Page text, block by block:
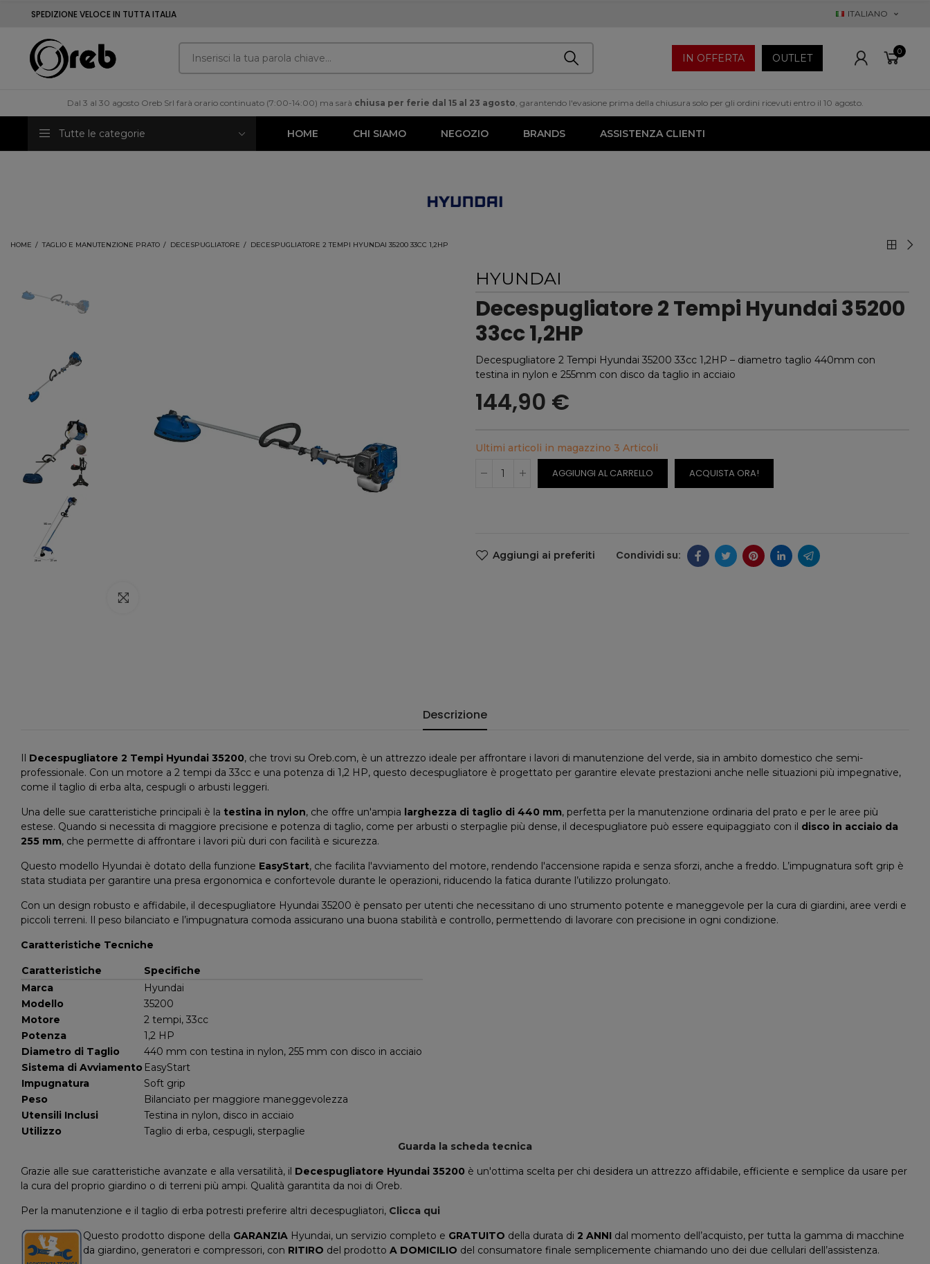
SPEDIZIONE VELOCE IN TUTTA ITALIA ITALIANO
IN OFFERTA OUTLET
0
Dal 3 al 30 agosto Oreb Srl farà orario continuato (7:00-14:00) ma sarà chiusa per ferie dal 15 al 23 agosto , garantendo l'evasione prima della chiusura solo per gli ordini ricevuti entro il 10 agosto.
Tutte le categorie HOME CHI SIAMO NEGOZIO BRANDS ASSISTENZA CLIENTI
HOME TAGLIO E MANUTENZIONE PRATO DECESPUGLIATORE DECESPUGLIATORE 2 TEMPI HYUNDAI 35200 33CC 1,2HP
HYUNDAI
Decespugliatore 2 Tempi Hyundai 35200
33cc 1,2HP
Decespugliatore 2 Tempi Hyundai 35200 33cc 1,2HP – diametro taglio 440mm con
testina in nylon e 255mm con disco da taglio in acciaio
144,90 €
Ultimi articoli in magazzino 3 Articoli
AGGIUNGI AL CARRELLO ACQUISTA ORA!
Aggiungi ai preferiti
Descrizione
Il Decespugliatore 2 Tempi Hyundai 35200, che trovi su Oreb.com, è un attrezzo ideale per affrontare i lavori di manutenzione del verde, sia in ambito domestico che semi-
professionale. Con un motore a 2 tempi da 33cc e una potenza di 1,2 HP, questo decespugliatore è progettato per garantire elevate prestazioni anche nelle situazioni più impegnative,
come il taglio di erba alta, cespugli o arbusti leggeri.
Una delle sue caratteristiche principali è la testina in nylon, che offre un'ampia larghezza di taglio di 440 mm, perfetta per la manutenzione ordinaria del prato e per le aree più
estese. Quando si necessita di maggiore precisione e potenza di taglio, come per arbusti o sterpaglie più dense, il decespugliatore può essere equipaggiato con il disco in acciaio da
255 mm, che permette di affrontare i lavori più duri con facilità e sicurezza.
Questo modello Hyundai è dotato della funzione EasyStart, che facilita l'avviamento del motore, rendendo l'accensione rapida e senza sforzi, anche a freddo. L’impugnatura soft grip è
stata studiata per garantire una presa ergonomica e confortevole durante le operazioni, riducendo la fatica durante l’utilizzo prolungato.
Con un design robusto e affidabile, il decespugliatore Hyundai 35200 è pensato per utenti che necessitano di uno strumento potente e maneggevole per la cura di giardini, aree verdi e
piccoli terreni. Il peso bilanciato e l’impugnatura comoda assicurano una buona stabilità e controllo, permettendo di lavorare con precisione in ogni condizione.
Caratteristiche Tecniche
Caratteristiche
Specifiche
Marca
Hyundai
Modello
35200
Motore
2 tempi, 33cc
Potenza
1,2 HP
Diametro di Taglio
440 mm con testina in nylon, 255 mm con disco in acciaio
Sistema di Avviamento EasyStart
Impugnatura
Soft grip
Peso
Bilanciato per maggiore maneggevolezza
Utensili Inclusi
Testina in nylon, disco in acciaio
Utilizzo
Taglio di erba, cespugli, sterpaglie
Guarda la scheda tecnica
Grazie alle sue caratteristiche avanzate e alla versatilità, il Decespugliatore Hyundai 35200 è un'ottima scelta per chi desidera un attrezzo affidabile, efficiente e semplice da usare per
la cura del proprio giardino o di terreni più ampi. Qualità garantita da noi di Oreb.
Per la manutenzione e il taglio di erba potresti preferire altri decespugliatori, Clicca qui
Questo prodotto dispone della GARANZIA Hyundai, un servizio completo e GRATUITO della durata di 2 ANNI dal momento dell’acquisto, per tutta la gamma di macchine
da giardino, generatori e compressori, con RITIRO del prodotto A DOMICILIO del consumatore finale semplicemente chiamando uno dei due cellulari dell’assistenza.